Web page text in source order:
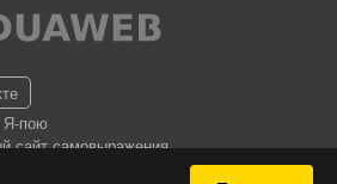
Я-пою
сайт самовыражения